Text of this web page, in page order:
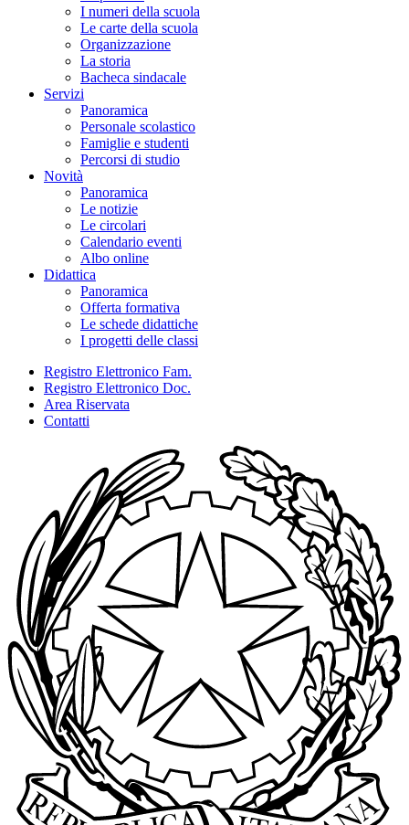
I numeri della scuola
Le carte della scuola
Organizzazione
La storia
Bacheca sindacale
Servizi
Panoramica
Personale scolastico
Famiglie e studenti
Percorsi di studio
Novità
Panoramica
Le notizie
Le circolari
Calendario eventi
Albo online
Didattica
Panoramica
Offerta formativa
Le schede didattiche
I progetti delle classi
Registro Elettronico Fam.
Registro Elettronico Doc.
Area Riservata
Contatti